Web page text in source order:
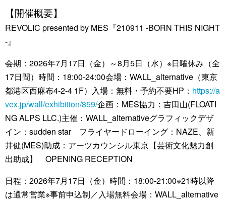
【開催概要】
REVOLIC presented by MES『210911 -BORN THIS NIGHT
-』
会期：2026年7月17日（金）～8月5日（水）※日曜休み（全
17日間）時間：18:00-24:00会場：WALL_alternative（東京
都港区西麻布4-2-4 1F）入場：無料・予約不要HP： https://a
vex.jp/wall/exhibition/859/企画：MES協力：吉田山(FLOATI
NG ALPS LLC.)主催：WALL_alternativeグラフィックデザ
イン：sudden star フライヤードローイング：NAZE、新
井健(MES)助成：アーツカウンシル東京【芸術文化魅力創
出助成】 OPENING RECEPTION
日程：2026年7月17日（金）時間：18:00-21:00※21時以降
は通常営業※事前申込制／入場無料会場：WALL_alternative